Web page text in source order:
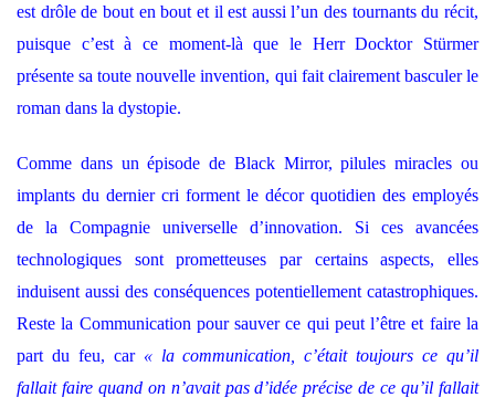
est drôle de bout en bout et il est aussi l’un des tournants du récit,
puisque c’est à ce moment-là que le Herr Docktor Stürmer
présente sa toute nouvelle invention, qui fait clairement basculer le
roman dans la dystopie.
Comme dans un épisode de Black Mirror, pilules miracles ou
implants du dernier cri forment le décor quotidien des employés
de la Compagnie universelle d’innovation. Si ces avancées
technologiques sont prometteuses par certains aspects, elles
induisent aussi des conséquences potentiellement catastrophiques.
Reste la Communication pour sauver ce qui peut l’être et faire la
part du feu, car « la communication, c’était toujours ce qu’il
fallait faire quand on n’avait pas d’idée précise de ce qu’il fallait